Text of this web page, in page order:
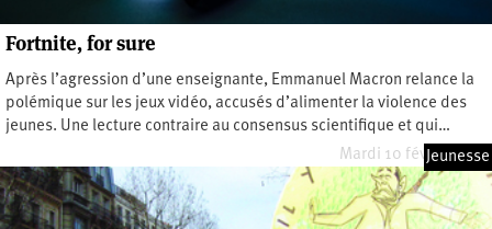
Fortnite, for sure
Après l’agression d’une enseignante, Emmanuel Macron relance la
polémique sur les jeux vidéo, accusés d’alimenter la violence des
jeunes. Une lecture contraire au consensus scientifique et qui…
Mardi 10 février 2026
Jeunesse